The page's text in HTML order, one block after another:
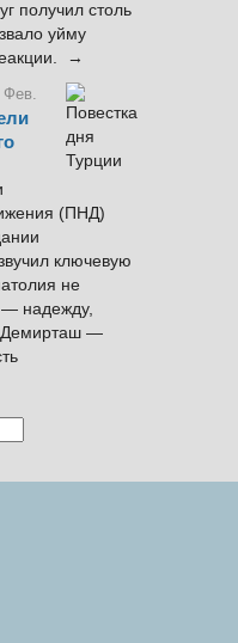
получил столь
уйму
→
Фев.
(ПНД)
ключевую
не
— надежду,
Демирташ —